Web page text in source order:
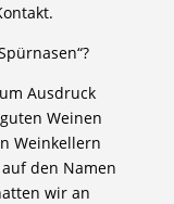
Ausdruck
Weinen
Weinkellern
den Namen
wir an